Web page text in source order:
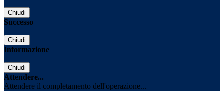
Chiudi
Successo
Chiudi
Informazione
Chiudi
Attendere...
Attendere il completamento dell'operazione...